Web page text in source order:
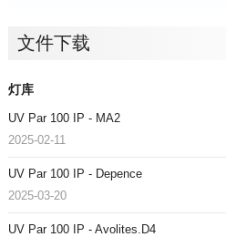
文件下载
灯库
UV Par 100 IP - MA2
2025-02-11
UV Par 100 IP - Depence
2025-03-20
UV Par 100 IP - Avolites.D4